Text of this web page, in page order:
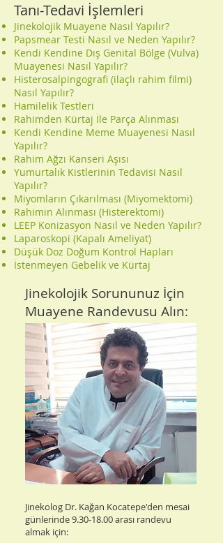
Tanı-Tedavi İşlemleri
Jinekolojik Muayene Nasıl Yapılır?
Papsmear Testi Nasıl ve Neden Yapılır?
Kendi Kendine Dış Genital Bölge (Vulva)
Muayenesi Nasıl Yapılır?
Histerosalpingografi (ilaçlı rahim filmi)
Nasıl Yapılır?
Hamilelik Testleri
Rahimden Kürtaj İle Parça Alınması
Kendi Kendine Meme Muayenesi Nasıl
Yapılır?
Rahim Ağzı Kanseri Aşısı
Yumurtalık Kistlerinin Tedavisi Nasıl
Yapılır?
Miyomların Çıkarılması (Miyomektomi)
Rahimin Alınması (Histerektomi)
LEEP Konizasyon Nasıl ve Neden Yapılır?
Laparoskopi (Kapalı Ameliyat)
Düşük Doz Doğum Kontrol Hapları
İstenmeyen Gebelik ve Kürtaj
Jinekolojik Sorununuz İçin
Muayene Randevusu Alın:
Jinekolog Dr. Kağan Kocatepe'den mesai
günlerinde9.30-18.00arası randevu
almak için: